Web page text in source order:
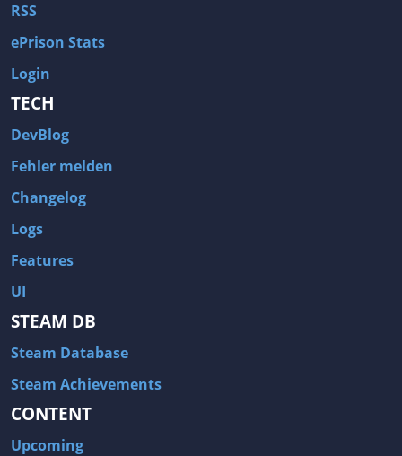
RSS
ePrison Stats
Login
TECH
DevBlog
Fehler melden
Changelog
Logs
Features
UI
STEAM DB
Steam Database
Steam Achievements
CONTENT
Upcoming